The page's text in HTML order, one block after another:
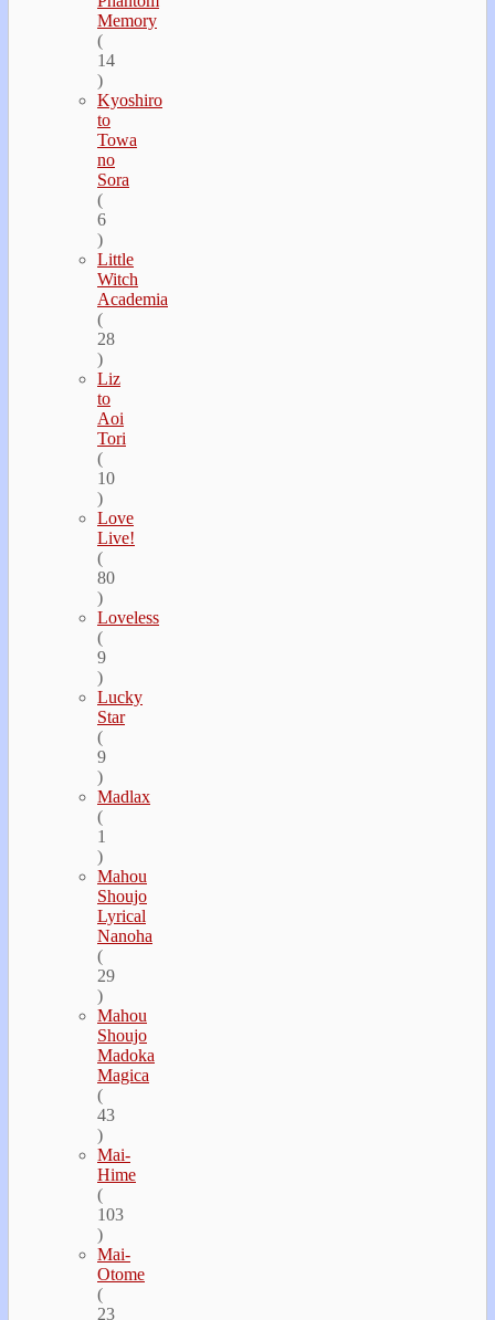
Memory
(
14
)
Kyoshiro
to
Towa
no
Sora
(
6
)
Little
Witch
Academia
(
28
)
Liz
to
Aoi
Tori
(
10
)
Love
Live!
(
80
)
Loveless
(
9
)
Lucky
Star
(
9
)
Madlax
(
1
)
Mahou
Shoujo
Lyrical
Nanoha
(
29
)
Mahou
Shoujo
Madoka
Magica
(
43
)
Mai-
Hime
(
103
)
Mai-
Otome
(
23